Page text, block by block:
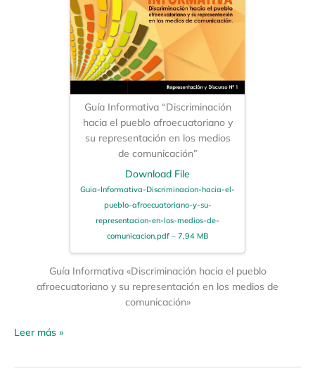
Guía Informativa “Discriminación
hacia el pueblo afroecuatoriano y
su representación en los medios
de comunicación”
Download File
Guia-Informativa-Discriminacion-hacia-el-
pueblo-afroecuatoriano-y-su-
representacion-en-los-medios-de-
comunicacion.pdf – 7,94 MB
Guía Informativa «Discriminación hacia el pueblo
afroecuatoriano y su representación en los medios de
comunicación»
Leer más »